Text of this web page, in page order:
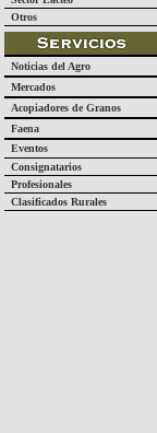
Otros
Noticias del Agro
Mercados
Acopiadores de Granos
Faena
Eventos
Consignatarios
Profesionales
Clasificados Rurales